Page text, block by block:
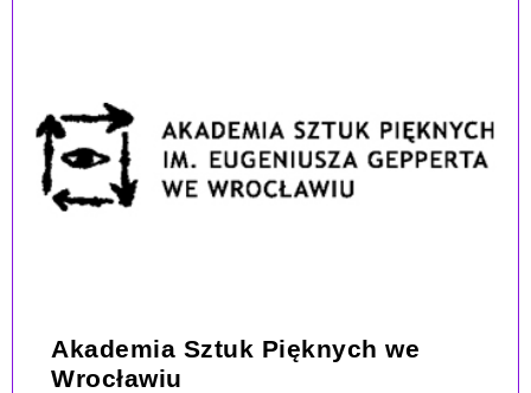
Akademia Sztuk Pięknych we
Wrocławiu